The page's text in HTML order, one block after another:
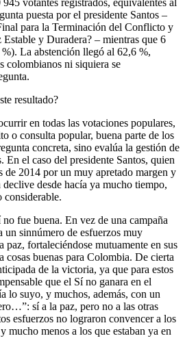
votantes registrados, equivalentes al
puesta por el presidente Santos –
para la Terminación del Conflicto y
y Duradera? – mientras que 6
La abstención llegó al 62,6 %,
colombianos ni siquiera se
resultado?
en todas las votaciones populares,
o consulta popular, buena parte de los
concreta, sino evalúa la gestión de
En el caso del presidente Santos, quien
de 2014 por un muy apretado margen y
desde hacía ya mucho tiempo,
considerable.
fue buena. En vez de una campaña
un sinnúmero de esfuerzos muy
paz, fortaleciéndose mutuamente en sus
cosas buenas para Colombia. De cierta
de la victoria, ya que para estos
que el Sí no ganara en el
lo suyo, y muchos, además, con un
sí a la paz, pero no a las otras
esfuerzos no lograron convencer a los
mucho menos a los que estaban ya en